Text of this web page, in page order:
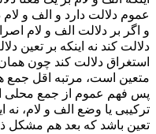
عموم دلالت دارد و الف و لام
و اگر بر دلالت الف و لام
دلالت کند نه اینکه بر تعین
استغراق دلالت کند چون
متعین است، مرتبه اقل
پس فهم عموم از جمع محلی
ترکیبی یا وضع الف و لام، نه
تعین باشد که بعد هم مشکل